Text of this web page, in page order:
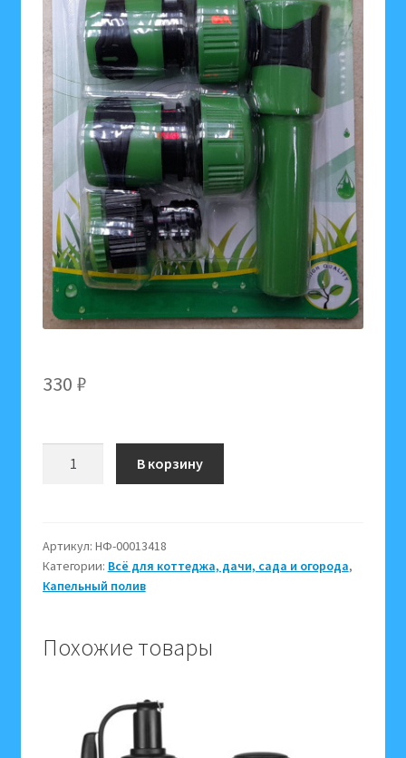
330 ₽
для
полива
4
(для
капельного
В корзину
Артикул: НФ-00013418
Категории: Всё для коттеджа, дачи, сада и огорода,
Капельный полив
Похожие товары